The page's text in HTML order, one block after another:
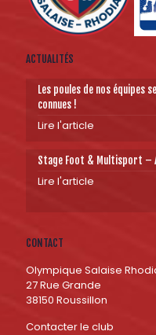
ACTUALITÉS
Les poules de nos équipes
connues !
Lire l'article
Stage Foot & Multisport –
Lire l'article
CONTACT
Olympique Salaise
27 Rue Grande
38150 Roussillon
Contacter le club